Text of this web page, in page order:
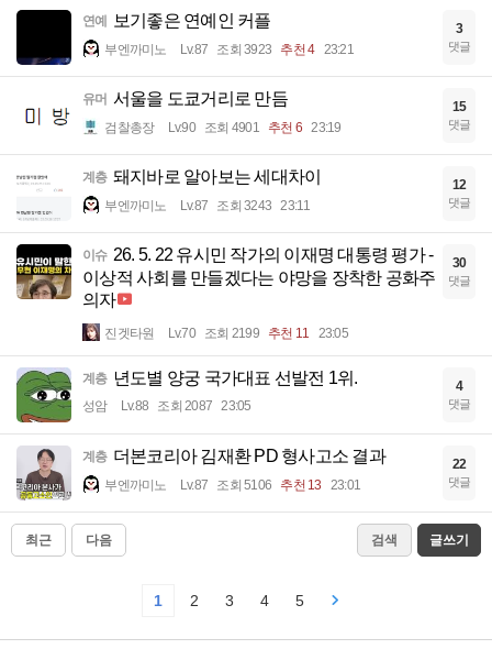
연예 보기좋은 연예인 커플
부엔까미노 Lv.87 조회 3923 추천 4 23:21
3
댓글
유머 서울을 도쿄거리로 만듬
검찰총장 Lv.90 조회 4901 추천 6 23:19
15
댓글
계층 돼지바로 알아보는 세대차이
부엔까미노 Lv.87 조회 3243 23:11
12
댓글
이슈 26. 5. 22 유시민 작가의 이재명 대통령 평가 -
이상적 사회를 만들겠다는 야망을 장착한 공화주
의자
진겟타원 Lv.70 조회 2199 추천 11 23:05
30
댓글
계층 년도별 양궁 국가대표 선발전 1위.
성암 Lv.88 조회 2087 23:05
4
댓글
계층 더본코리아 김재환 PD 형사고소 결과
부엔까미노 Lv.87 조회 5106 추천 13 23:01
22
댓글
최근 다음 검색 글쓰기
1 2 3 4 5